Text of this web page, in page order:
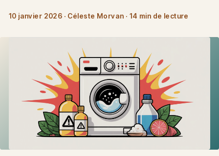
10 janvier 2026 · Céleste Morvan · 14 min de lecture